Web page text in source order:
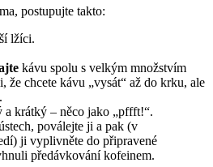
postupujte takto:
lžíci.
kávu spolu s velkým množstvím
že chcete kávu „vysát“ až do krku, ale
krátký – něco jako „pffft!“.
poválejte ji a pak (v
ji vyplivněte do připravené
předávkování kofeinem.